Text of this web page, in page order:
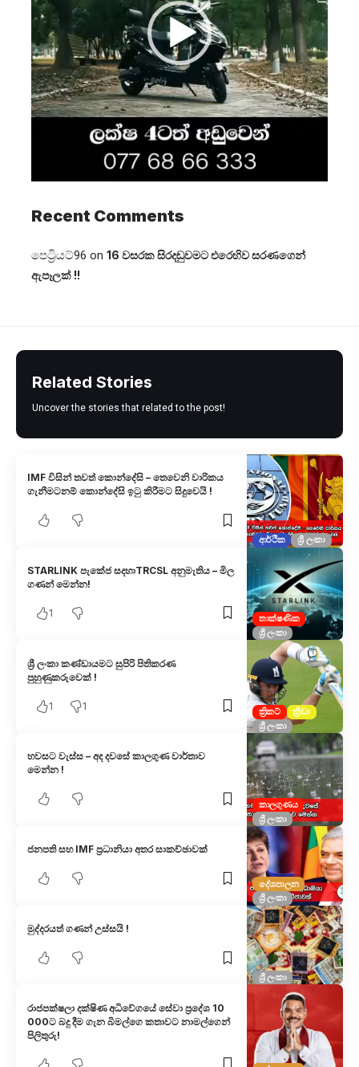
Recent Comments
පෙට්‍රියට්96 on 16 වසරක සිරදඬුවමට එරෙහිව සරණගෙන්
ඇපෑලක් !!
Related Stories
Uncover the stories that related to the post!
ආර්ථික ශ්‍රී ලංකා
IMF විසින් තවත් කොන්දේසි – තෙවෙනි වාරිකය
ගැනීමටනම් කොන්දේසි ඉටු කිරීමට සිදුවෙයි !
තාක්ෂණික
ශ්‍රී ලංකා
STARLINK පැකේජ සදහාTRCSL අනුමැතිය – මිල
ගණන් මෙන්න!
1
ක්‍රිකට්
ක්‍රීඩා
ශ්‍රී ලංකා
ශ්‍රී ලංකා කණ්ඩායමට සුපිරි පිතිකරණ
පුහුණුකරුවෙක් !
1 1
කාලගුණය
ශ්‍රී ලංකා
හවසට වැස්ස – අද දවසේ කාලගුණ වාර්තාව
මෙන්න !
දේශපාලන
ශ්‍රී ලංකා
ජනපති සහ IMF ප්‍රධානියා අතර සාකච්ඡාවක්
ශ්‍රී ලංකා
මුද්දරයත් ගණන් උස්සයි !
රාජපක්ෂලා දක්ෂිණ අධිවේගයේ සේවා ප්‍රදේශ 10
000ට බදු දීම ගැන බිමල්ගෙ කතාවට නාමල්ගෙන්
පිලිතුරු!